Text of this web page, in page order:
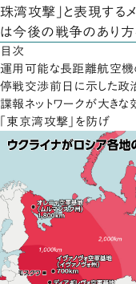
珠湾攻撃」と表現する
は今後の戦争のあり方
目次
運用可能な長距離航空機
停戦交渉前日に示した政
諜報ネットワークが大きな
「東京湾攻撃」を防げ